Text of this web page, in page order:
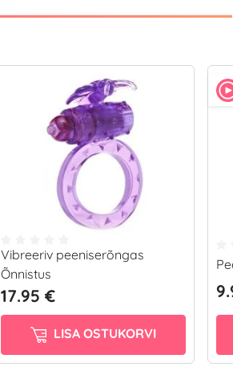
Vibreeriv peeniserõngas
Õnnistus
17.95 €
LISA OSTUKORVI